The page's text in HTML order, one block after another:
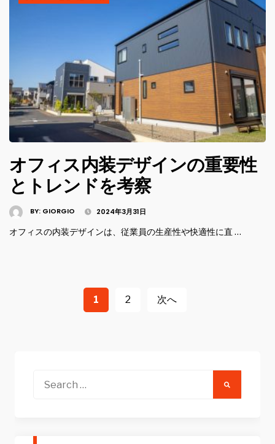
オフィス内装デザインの重要性
とトレンドを考察
BY: GIORGIO 2024年3月31日
オフィスの内装デザインは、従業員の生産性や快適性に直 …
1 2 次へ
Search